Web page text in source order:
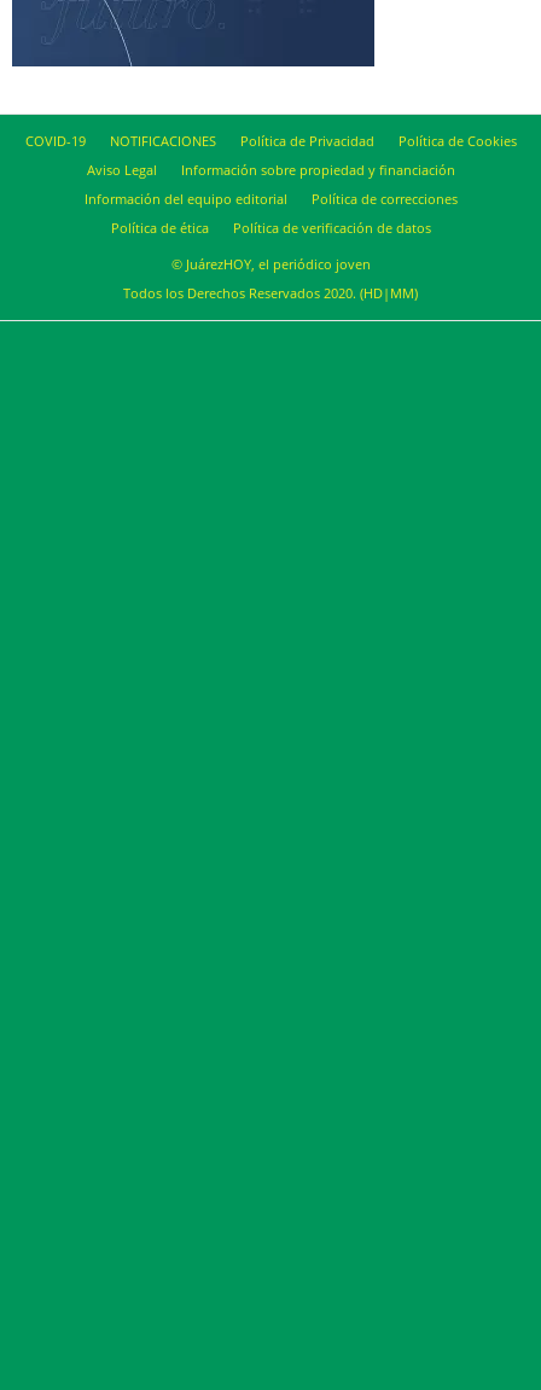
COVID-19 NOTIFICACIONES Política de Privacidad
Política de Cookies
Aviso Legal
Información sobre propiedad y financiación
Información del equipo editorial
Política de correcciones
Política de ética
Política de verificación de datos
© JuárezHOY, el periódico joven
Todos los Derechos Reservados 2020. (HD|MM)